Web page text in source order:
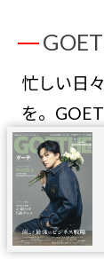
忙しい日
を。
るあなた
ス。限定
ぐりの情
きる特別